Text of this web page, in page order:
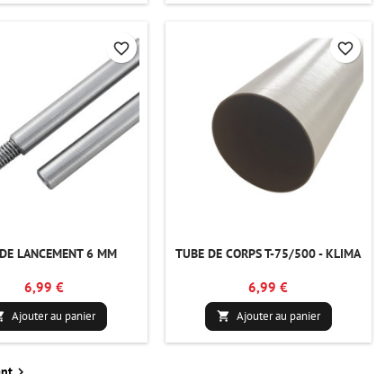
LANCEMENT 6 MM
6,99 €
Ajouter au panier
favorite_border
TUBE DE CORPS T-75/500 - KLIMA
6,99 €
 Ajouter au panier
favorite_border